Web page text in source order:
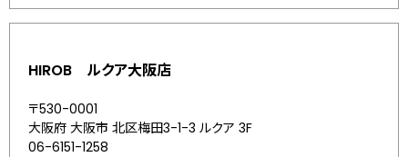
HIROB ルクア大阪店
〒530-0001
大阪府 大阪市 北区梅田3-1-3 ルクア 3F
06-6151-1258